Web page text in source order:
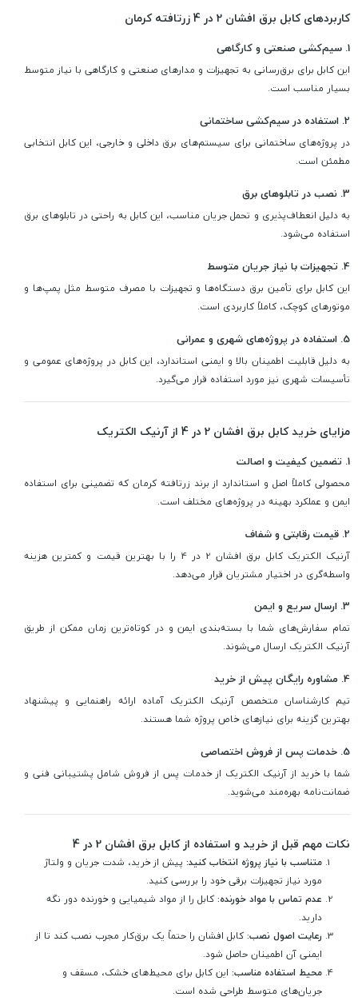
کاربردهای کابل برق افشان 2 در 4 زرتافته کرمان
1. سیم‌کشی صنعتی و کارگاهی
این کابل برای برق‌رسانی به تجهیزات و مدارهای صنعتی و کارگاهی با نیاز متوسط
بسیار مناسب است.
2. استفاده در سیم‌کشی ساختمانی
در پروژه‌های ساختمانی برای سیستم‌های برق داخلی و خارجی، این کابل انتخابی
مطمئن است.
3. نصب در تابلوهای برق
به دلیل انعطاف‌پذیری و تحمل جریان مناسب، این کابل به راحتی در تابلوهای برق
استفاده می‌شود.
4. تجهیزات با نیاز جریان متوسط
این کابل برای تأمین برق دستگاه‌ها و تجهیزات با مصرف متوسط مثل پمپ‌ها و
موتورهای کوچک، کاملاً کاربردی است.
5. استفاده در پروژه‌های شهری و عمرانی
به دلیل قابلیت اطمینان بالا و ایمنی استاندارد، این کابل در پروژه‌های عمومی و
تأسیسات شهری نیز مورد استفاده قرار می‌گیرد.
مزایای خرید کابل برق افشان 2 در 4 از آرنیک الکتریک
1. تضمین کیفیت و اصالت
محصولی کاملاً اصل و استاندارد از برند زرتافته کرمان که تضمینی برای استفاده
ایمن و عملکرد بهینه در پروژه‌های مختلف است.
2. قیمت رقابتی و شفاف
آرنیک الکتریک کابل برق افشان 2 در 4 را با بهترین قیمت و کمترین هزینه
واسطه‌گری در اختیار مشتریان قرار می‌دهد.
3. ارسال سریع و ایمن
تمام سفارش‌های شما با بسته‌بندی ایمن و در کوتاه‌ترین زمان ممکن از طریق
آرنیک الکتریک ارسال می‌شوند.
4. مشاوره رایگان پیش از خرید
تیم کارشناسان متخصص آرنیک الکتریک آماده ارائه راهنمایی و پیشنهاد
بهترین گزینه برای نیازهای خاص پروژه شما هستند.
5. خدمات پس از فروش اختصاصی
شما با خرید از آرنیک الکتریک از خدمات پس از فروش شامل پشتیبانی فنی و
ضمانت‌نامه بهره‌مند می‌شوید.
نکات مهم قبل از خرید و استفاده از کابل برق افشان 2 در 4
متناسب با نیاز پروژه انتخاب کنید: پیش از خرید، شدت جریان و ولتاژ
مورد نیاز تجهیزات برقی خود را بررسی کنید.
عدم تماس با مواد خورنده: کابل را از مواد شیمیایی و خورنده دور نگه
دارید.
رعایت اصول نصب: کابل افشان را حتماً یک برق‌کار مجرب نصب کند تا از
ایمنی آن اطمینان حاصل شود.
محیط استفاده مناسب: این کابل برای محیط‌های خشک، مسقف و
جریان‌های متوسط طراحی شده است.